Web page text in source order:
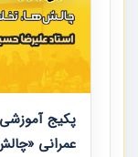
پکیج
عمرانی